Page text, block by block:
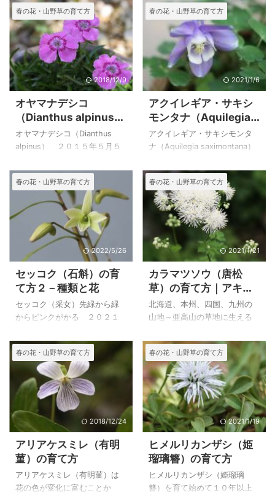
春の花・山野草の育て方
2018/12/9
オヤマナデシコ
（Dianthus alpinus）
の育て方
オヤマナデシコ（Dianthus
alpinus） ２０１５年５月５
アルプスの標高１０００～２
５００mの草地に生えるという
オヤマナデシコは高山植物の
わりには丈夫で育てやすい植
物です。 草丈が低いわりに花
は大きいので見栄えがして、
鉢植え、ロックガーデン植え
に向いています。 殖えたので
ロックガーデンに植えたとこ
ろ数年の植え替えで元気に花
が咲き手間がかからない植物
です。 Dianthus はいろいろ
ってかなり性質が異なるよう
です。 上のオヤマナデシコ
（Dia ...
春の花・山野草の育て方
2021/1/6
アクイレギア・サキシ
モンタナ（Aquilegia
saximontana）の育て
方
アクイレギア・サキシモンタ
ナ（Aquilegia saximontana）
高山帯の岩の斜面に生えてい
るのが発見されたということ
なので高山帯のアクレギアの
ようです。 日本でもオダマキ
が自生しているのは亜高山帯
付近からになりますので、高
山植物と呼ぶにふさわしいよ
うですが、他の高山植物に比
べて育てやすいように思いま
す。 ただ、株の寿命が３～５
年と短いことから、種での更
新は欠かせません。しかし近
ると交配してしまい、それま
でになかった花が咲くのは嬉
しいのですが、そ ...
春の花・山野草の育て方
2022/5/26
セッコク（石斛）の育
て方２－種類と花
セッコク（采女）先緑から緑
からピンクがかる ２０２１
ッコク（石斛）は、本州、四
国、九州、沖縄、中国、朝鮮
に分布する多年草で、森林の
岩上や老木の上に着生しま
す。一般的ではないようです
が、交配種も栽培されてい
て、かなり多くの品種があ
り、魅力的です。 私も数種類
の花をかなり前から育ててい
ましたが、何種類か増やして
みたら、可憐な花に魅せられ
て、少しずつ増やしていま
春の花・山野草の育て方
2021/1/21
カラマツソウ（唐松
草）の育て方｜アキカ
ラマツ（秋唐松）の特
徴
北海道、本州、四国、九州の
山地～亜高山の草地に生える
高さ０．７～１．２mになる多
年草です。 カラマツソウの仲
間はかなり多いようですが、
大雪山系黒岳、池の平湿原、
霧が峰高原、戦場ヶ原で、カ
ラマツソウを写していますの
で、出会う機会の多い花だと
思います。 仲間には、ミヤマ
カラマツ、シキンカラマツ、
コカラマツ、ツクシカラマ
ツ、日本のカラマツソウの基
本種である、タリクトルム・
春の花・山野草の育て方
2018/12/24
アリアケスミレ（有明
菫）の育て方
アリアケスミレ（有明菫）は
花の色が変化に富むことか
春の花・山野草の育て方
2021/1/19
ヒメルリカンザシ（姫
瑠璃簪）の育て方
ヒメルリカンザシ（姫瑠璃
簪）を育て始めて１０年以上